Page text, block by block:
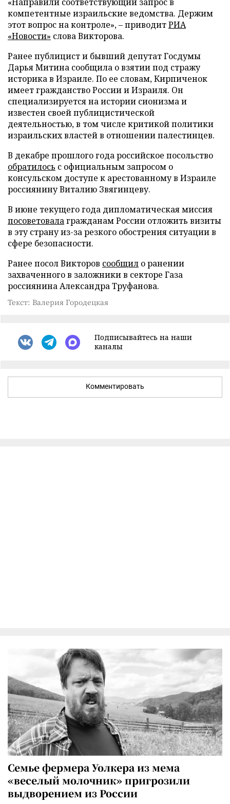
компетентные израильские ведомства. Держим
этот вопрос на контроле», – приводитРИА
«Новости» слова Викторова.
Ранее публицист и бывший депутат Госдумы
Дарья Митина сообщила о взятии под стражу
историка в Израиле. По ее словам, Кирпиченок
имеет гражданство России и Израиля. Он
специализируется на истории сионизма и
известен своей публицистической
деятельностью, в том числе критикой политики
израильских властей в отношении палестинцев.
В декабре прошлого года российское посольство
обратилось с официальным запросом о
консульском доступе к арестованному в Израиле
россиянину Виталию Звягинцеву.
В июне текущего года дипломатическая миссия
посоветовалагражданам России отложить визиты
в эту страну из-за резкого обострения ситуации в
сфере безопасности.
Ранее посол Викторов сообщил о ранении
захваченного в заложники в секторе Газа
россиянина Александра Труфанова.
Текст: Валерия Городецкая
Подписывайтесь на наши
каналы
Комментировать
Семье фермера Уолкера из мема
«веселый молочник» пригрозили
выдворением из России